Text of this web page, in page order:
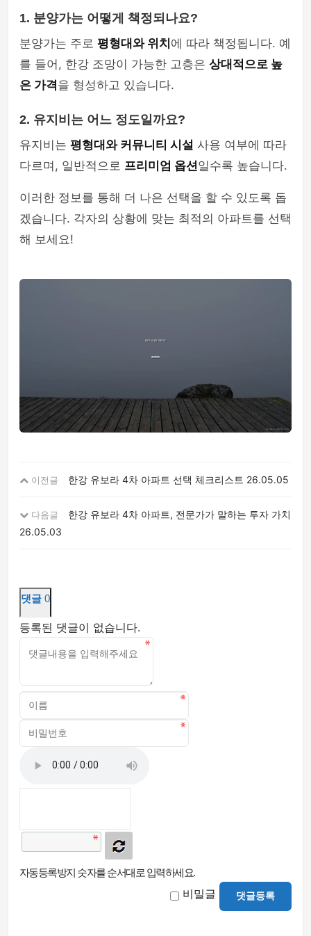
1. 분양가는 어떻게 책정되나요?
분양가는 주로 평형대와 위치 에 따라 책정됩니다. 예
를 들어, 한강 조망이 가능한 고층은 상대적으로 높
은 가격을 형성하고 있습니다.
2. 유지비는 어느 정도일까요?
유지비는 평형대와 커뮤니티 시설 사용 여부에 따라
다르며, 일반적으로 프리미엄 옵션일수록 높습니다.
이러한 정보를 통해 더 나은 선택을 할 수 있도록 돕
겠습니다. 각자의 상황에 맞는 최적의 아파트를 선택
해 보세요!
이전글 한강 유보라 4차 아파트 선택 체크리스트 26.05.05
다음글
한강 유보라 4차 아파트, 전문가가 말하는 투자 가치
26.05.03
댓글 0
등록된 댓글이 없습니다.
자동등록방지 숫자를 순서대로 입력하세요.
비밀글 댓글등록